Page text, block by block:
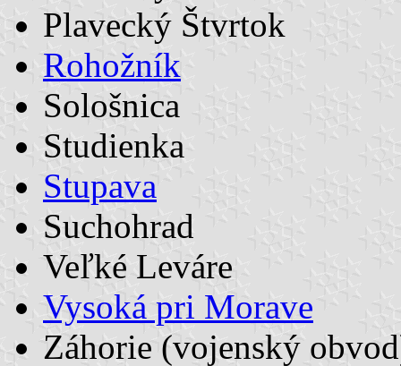
Plavecký Štvrtok
Rohožník
Sološnica
Studienka
Stupava
Suchohrad
Veľké Leváre
Vysoká pri Morave
Záhorie (vojenský